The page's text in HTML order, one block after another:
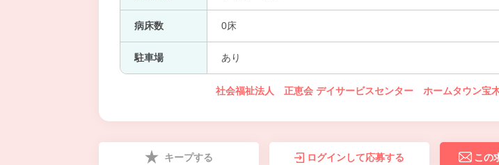
病床数 0床
駐車場 あり
社会福祉法人 正恵会 デイサービスセンター ホームタウン宝
キープする ログインして応募する この